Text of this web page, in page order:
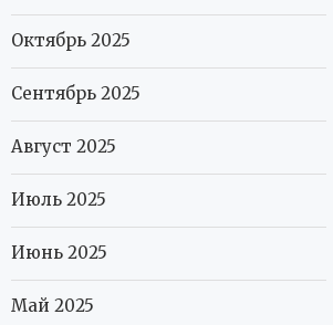
Октябрь 2025
Сентябрь 2025
Август 2025
Июль 2025
Июнь 2025
Май 2025